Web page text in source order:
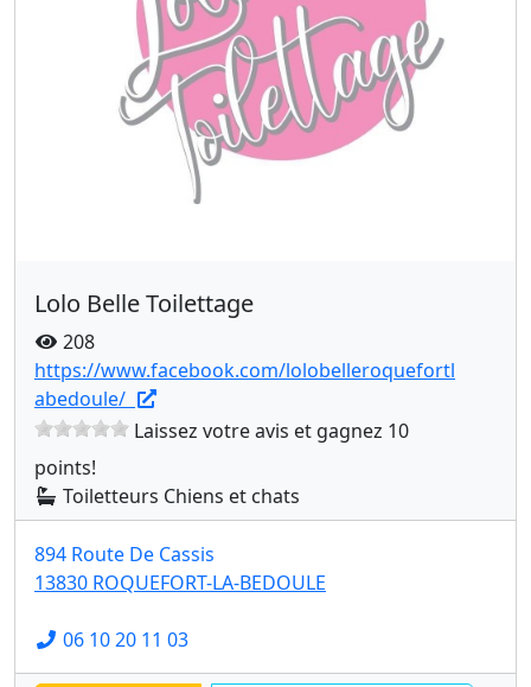
Lolo Belle Toilettage
208
https://www.facebook.com/lolobelleroquefortl
abedoule/
Laissez votre avis et gagnez 10
points!
Toiletteurs Chiens et chats
894 Route De Cassis
13830 ROQUEFORT-LA-BEDOULE
06 10 20 11 03